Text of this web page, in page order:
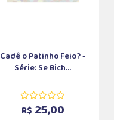
Cadê o Patinho Feio? -
Série: Se Bich...
R$ 25,00